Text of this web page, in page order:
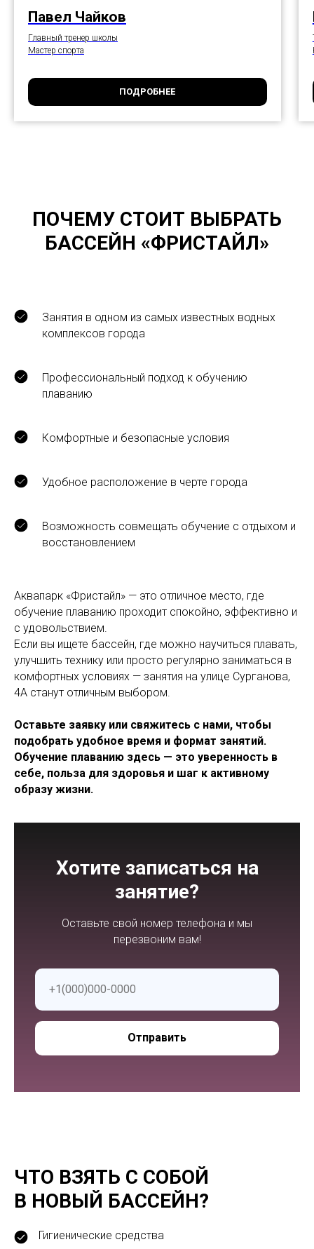
Павел Чайков
Главный тренер школы
Мастер спорта
ПОДРОБНЕЕ
ПОЧЕМУ СТОИТ ВЫБРАТЬ
БАССЕЙН «ФРИСТАЙЛ»
Занятия в одном из самых известных водных
комплексов города
Профессиональный подход к обучению
плаванию
Комфортные и безопасные условия
Удобное расположение в черте города
Возможность совмещать обучение с отдыхом и
восстановлением
Аквапарк «Фристайл» — это отличное место, где
обучение плаванию проходит спокойно, эффективно и
с удовольствием.
Если вы ищете бассейн, где можно научиться плавать,
улучшить технику или просто регулярно заниматься в
комфортных условиях — занятия на улице Сурганова,
4А станут отличным выбором.
Оставьте заявку или свяжитесь с нами, чтобы
подобрать удобное время и формат занятий.
Обучение плаванию здесь — это уверенность в
себе, польза для здоровья и шаг к активному
образу жизни.
Хотите записаться на
занятие?
Оставьте свой номер телефона и мы
перезвоним вам!
Отправить
ЧТО ВЗЯТЬ С СОБОЙ
В НОВЫЙ БАССЕЙН?
Гигиенические средства